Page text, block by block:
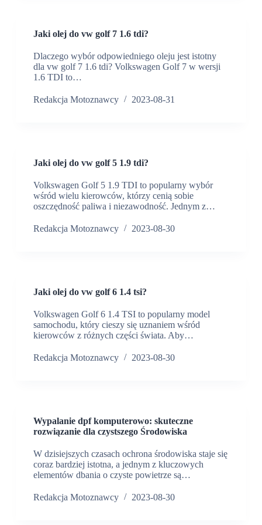
Jaki olej do vw golf 7 1.6 tdi?
Dlaczego wybór odpowiedniego oleju jest istotny
dla vw golf 7 1.6 tdi? Volkswagen Golf 7 w wersji
1.6 TDI to…
Redakcja Motoznawcy 2023-08-31
Jaki olej do vw golf 5 1.9 tdi?
Volkswagen Golf 5 1.9 TDI to popularny wybór
wśród wielu kierowców, którzy cenią sobie
oszczędność paliwa i niezawodność. Jednym z…
Redakcja Motoznawcy 2023-08-30
Jaki olej do vw golf 6 1.4 tsi?
Volkswagen Golf 6 1.4 TSI to popularny model
samochodu, który cieszy się uznaniem wśród
kierowców z różnych części świata. Aby…
Redakcja Motoznawcy 2023-08-30
Wypalanie dpf komputerowo: skuteczne
rozwiązanie dla czystszego Środowiska
W dzisiejszych czasach ochrona środowiska staje się
coraz bardziej istotna, a jednym z kluczowych
elementów dbania o czyste powietrze są…
Redakcja Motoznawcy 2023-08-30